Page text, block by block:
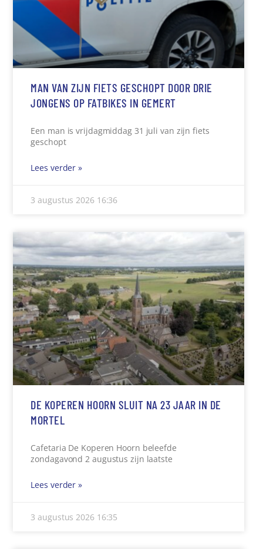
MAN VAN ZIJN FIETS GESCHOPT DOOR DRIE
JONGENS OP FATBIKES IN GEMERT
Een man is vrijdagmiddag 31 juli van zijn fiets
geschopt
Lees verder »
3 augustus 2026 16:36
DE KOPEREN HOORN SLUIT NA 23 JAAR IN DE
MORTEL
Cafetaria De Koperen Hoorn beleefde
zondagavond 2 augustus zijn laatste
Lees verder »
3 augustus 2026 16:35